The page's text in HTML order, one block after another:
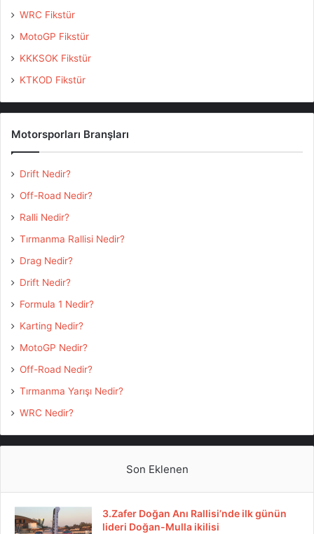
WRC Fikstür
MotoGP Fikstür
KKKSOK Fikstür
KTKOD Fikstür
Motorsporları Branşları
Drift Nedir?
Off-Road Nedir?
Ralli Nedir?
Tırmanma Rallisi Nedir?
Drag Nedir?
Drift Nedir?
Formula 1 Nedir?
Karting Nedir?
MotoGP Nedir?
Off-Road Nedir?
Tırmanma Yarışı Nedir?
WRC Nedir?
Son Eklenen
3.Zafer Doğan Anı Rallisi’nde ilk günün
lideri Doğan-Mulla ikilisi